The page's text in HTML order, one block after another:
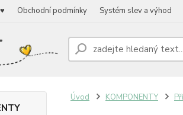
Obchodní podmínky Systém slev a výhod
Úvod KOMPONENTY